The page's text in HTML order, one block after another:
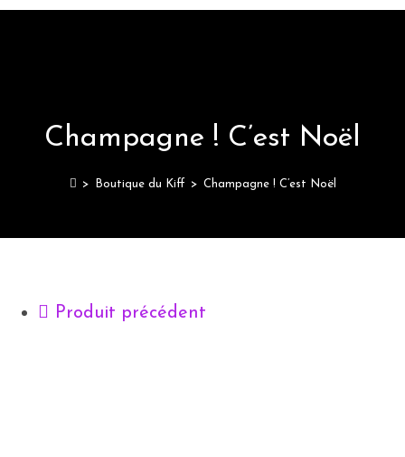
Champagne ! C’est Noël
> Boutique du Kiff > Champagne ! C’est Noël
Produit précédent